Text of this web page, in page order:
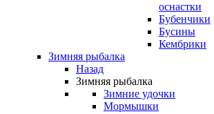
оснастки
Бубенчики
Бусины
Кембрики
Зимняя рыбалка
Назад
Зимняя рыбалка
Зимние удочки
Мормышки